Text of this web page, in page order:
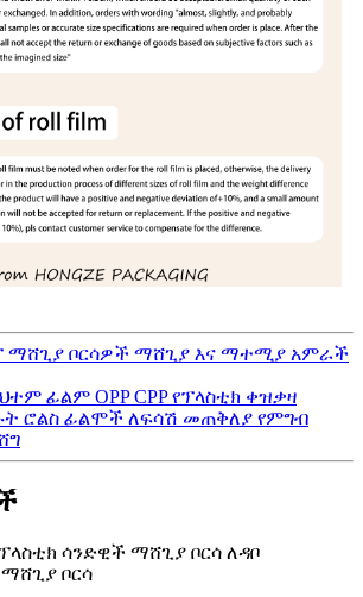
ማሸጊያ ቦርሳዎች ማሸጊያ እና ማተሚያ አምራች
ፊልም OPP CPP የፕላስቲክ ቀዝቃዛ
ሮልስ ፊልሞች ለፍሳሽ መጠቅለያ የምግብ